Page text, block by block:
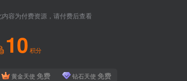
内容为付费资源，请付费后查看
10 积分
黄金天使 免费 钻石天使 免费